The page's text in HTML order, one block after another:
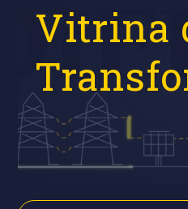
Buscar
Vitrina